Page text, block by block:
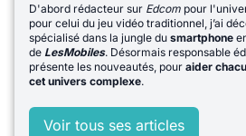
D'abord rédacteur sur Edcom pour
pour celui du jeu vidéo traditionnel, j’ai
spécialisé dans la jungle du smartphone
de LesMobiles. Désormais responsable
présente les nouveautés, pour aider
cet univers complexe.
Voir tous ses articles